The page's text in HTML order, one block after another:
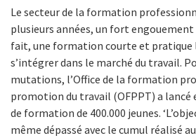
Le secteur de la formation
plusieurs années, un fort engouement
fait, une formation courte et pratique
s’intégrer dans le marché du travail.
mutations, l’Office de la formation
promotion du travail (OFPPT) a lancé
de formation de 400.000 jeunes.
même dépassé avec le cumul réalisé